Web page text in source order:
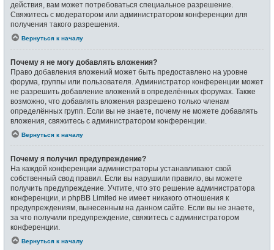
действия, вам может потребоваться специальное разрешение.
Свяжитесь с модератором или администратором конференции для
получения такого разрешения.
Вернуться к началу
Почему я не могу добавлять вложения?
Право добавления вложений может быть предоставлено на уровне
форума, группы или пользователя. Администратор конференции может
не разрешить добавление вложений в определённых форумах. Также
возможно, что добавлять вложения разрешено только членам
определённых групп. Если вы не знаете, почему не можете добавлять
вложения, свяжитесь с администратором конференции.
Вернуться к началу
Почему я получил предупреждение?
На каждой конференции администраторы устанавливают свой
собственный свод правил. Если вы нарушили правило, вы можете
получить предупреждение. Учтите, что это решение администратора
конференции, и phpBB Limited не имеет никакого отношения к
предупреждениям, вынесенным на данном сайте. Если вы не знаете,
за что получили предупреждение, свяжитесь с администратором
конференции.
Вернуться к началу